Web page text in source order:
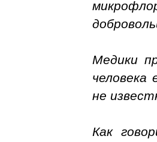
Медики
человека
не
Как